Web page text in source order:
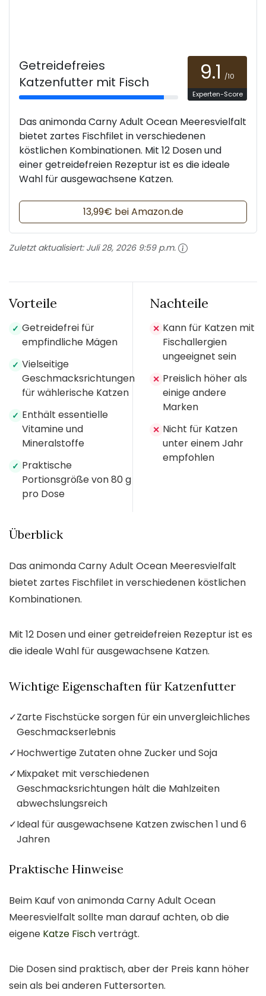
Getreidefreies
Katzenfutter mit Fisch
9.1 /10
Experten-Score
Das animonda Carny Adult Ocean Meeresvielfalt
bietet zartes Fischfilet in verschiedenen
köstlichen Kombinationen. Mit 12 Dosen und
einer getreidefreien Rezeptur ist es die ideale
Wahl für ausgewachsene Katzen.
13,99€ bei Amazon.de
Zuletzt aktualisiert: Juli 28, 2026 9:59 p.m.
Vorteile
✓ Getreidefrei für
empfindliche Mägen
✓ Vielseitige
Geschmacksrichtungen
für wählerische Katzen
✓ Enthält essentielle
Vitamine und
Mineralstoffe
✓ Praktische
Portionsgröße von 80 g
pro Dose
Nachteile
✕ Kann für Katzen mit
Fischallergien
ungeeignet sein
✕ Preislich höher als
einige andere
Marken
✕ Nicht für Katzen
unter einem Jahr
empfohlen
Überblick
Das animonda Carny Adult Ocean Meeresvielfalt
bietet zartes Fischfilet in verschiedenen köstlichen
Kombinationen.
Mit 12 Dosen und einer getreidefreien Rezeptur ist es
die ideale Wahl für ausgewachsene Katzen.
Wichtige Eigenschaften für Katzenfutter
✓Zarte Fischstücke sorgen für ein unvergleichliches
Geschmackserlebnis
✓Hochwertige Zutaten ohne Zucker und Soja
✓Mixpaket mit verschiedenen
Geschmacksrichtungen hält die Mahlzeiten
abwechslungsreich
✓Ideal für ausgewachsene Katzen zwischen 1 und 6
Jahren
Praktische Hinweise
Beim Kauf von animonda Carny Adult Ocean
Meeresvielfalt sollte man darauf achten, ob die
eigene Katze Fischverträgt.
Die Dosen sind praktisch, aber der Preis kann höher
sein als bei anderen Futtersorten.